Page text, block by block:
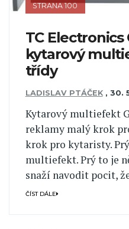
STRANA 100
TC Electronics
kytarový
třídy
LADISLAV PTÁČEK , 30.
Kytarový multiefekt
reklamy malý krok
krok pro kytaristy.
multiefekt. Prý to je
snaží navodit pocit,
ČÍST DÁLE